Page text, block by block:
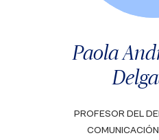
Paola
PROFESOR DEL